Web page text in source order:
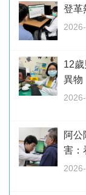
登革
12
異物
阿
害：